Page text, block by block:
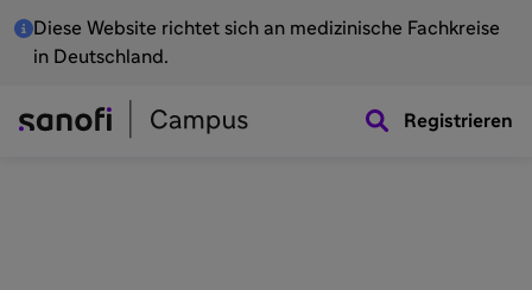
Diese Website richtet sich an medizinische Fachkreise
in Deutschland.
Registrieren